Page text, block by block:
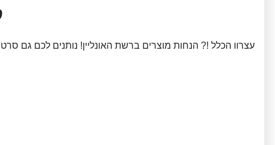
עצרוו הכלל !? הנחות מוצרים ברשת האונליין! נותנים לכם גם